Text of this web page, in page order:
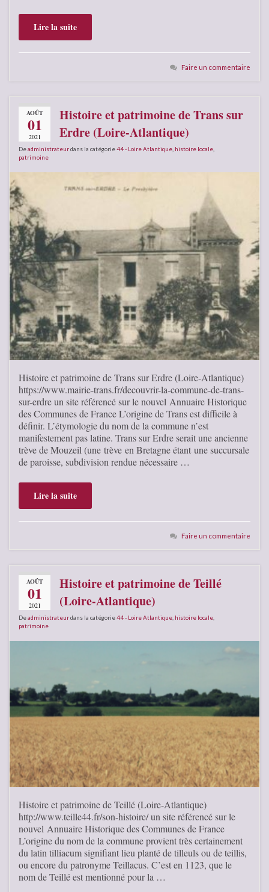
Lire la suite
Faire un commentaire
AOÛT
01
2021
Histoire et patrimoine de Trans sur
Erdre (Loire-Atlantique)
Deadministrateurdans la catégorie44 - Loire Atlantique histoire locale
patrimoine
Histoire et patrimoine de Trans sur Erdre (Loire-Atlantique)
https://www.mairie-trans.fr/decouvrir-la-commune-de-trans-
sur-erdre un site référencé sur le nouvel Annuaire Historique
des Communes de France L’origine de Trans est difficile à
définir. L’étymologie du nom de la commune n’est
manifestement pas latine. Trans sur Erdre serait une ancienne
trève de Mouzeil (une trève en Bretagne étant une succursale
de paroisse, subdivision rendue nécessaire …
Lire la suite
Faire un commentaire
AOÛT
01
2021
Histoire et patrimoine de Teillé
(Loire-Atlantique)
Deadministrateurdans la catégorie44 - Loire Atlantique histoire locale
patrimoine
Histoire et patrimoine de Teillé (Loire-Atlantique)
http://www.teille44.fr/son-histoire/ un site référencé sur le
nouvel Annuaire Historique des Communes de France
L’origine du nom de la commune provient très certainement
du latin tilliacum signifiant lieu planté de tilleuls ou de teillis,
ou encore du patronyme Teillacus. C’est en 1123, que le
nom de Teillé est mentionné pour la …